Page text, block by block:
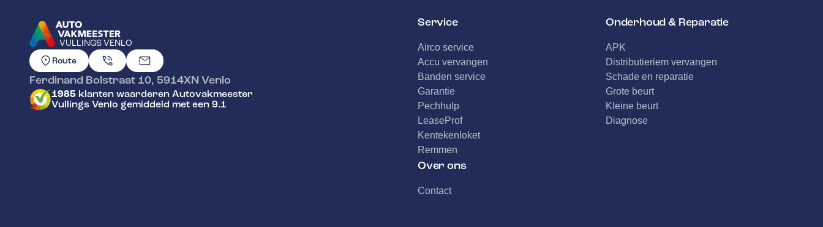
VULLINGS VENLO
GA NAAR DE HOMEPAGINA
Route
Ferdinand Bolstraat 10, 5914XN Venlo
1985 klanten waarderen Autovakmeester
Vullings Venlo gemiddeld met een 9.1
Service
Airco service
Accu vervangen
Banden service
Garantie
Pechhulp
LeaseProf
Kentekenloket
Remmen
Onderhoud & Reparatie
APK
Distributieriem vervangen
Schade en reparatie
Grote beurt
Kleine beurt
Diagnose
Over ons
Contact